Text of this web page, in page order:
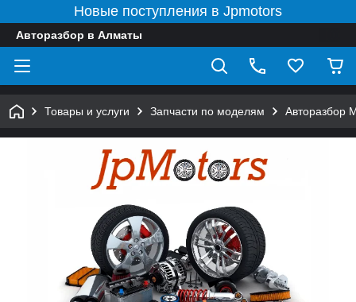
Новые поступления в Jpmotors
Авторазбор в Алматы
Товары и услуги Запчасти по моделям Авторазбор